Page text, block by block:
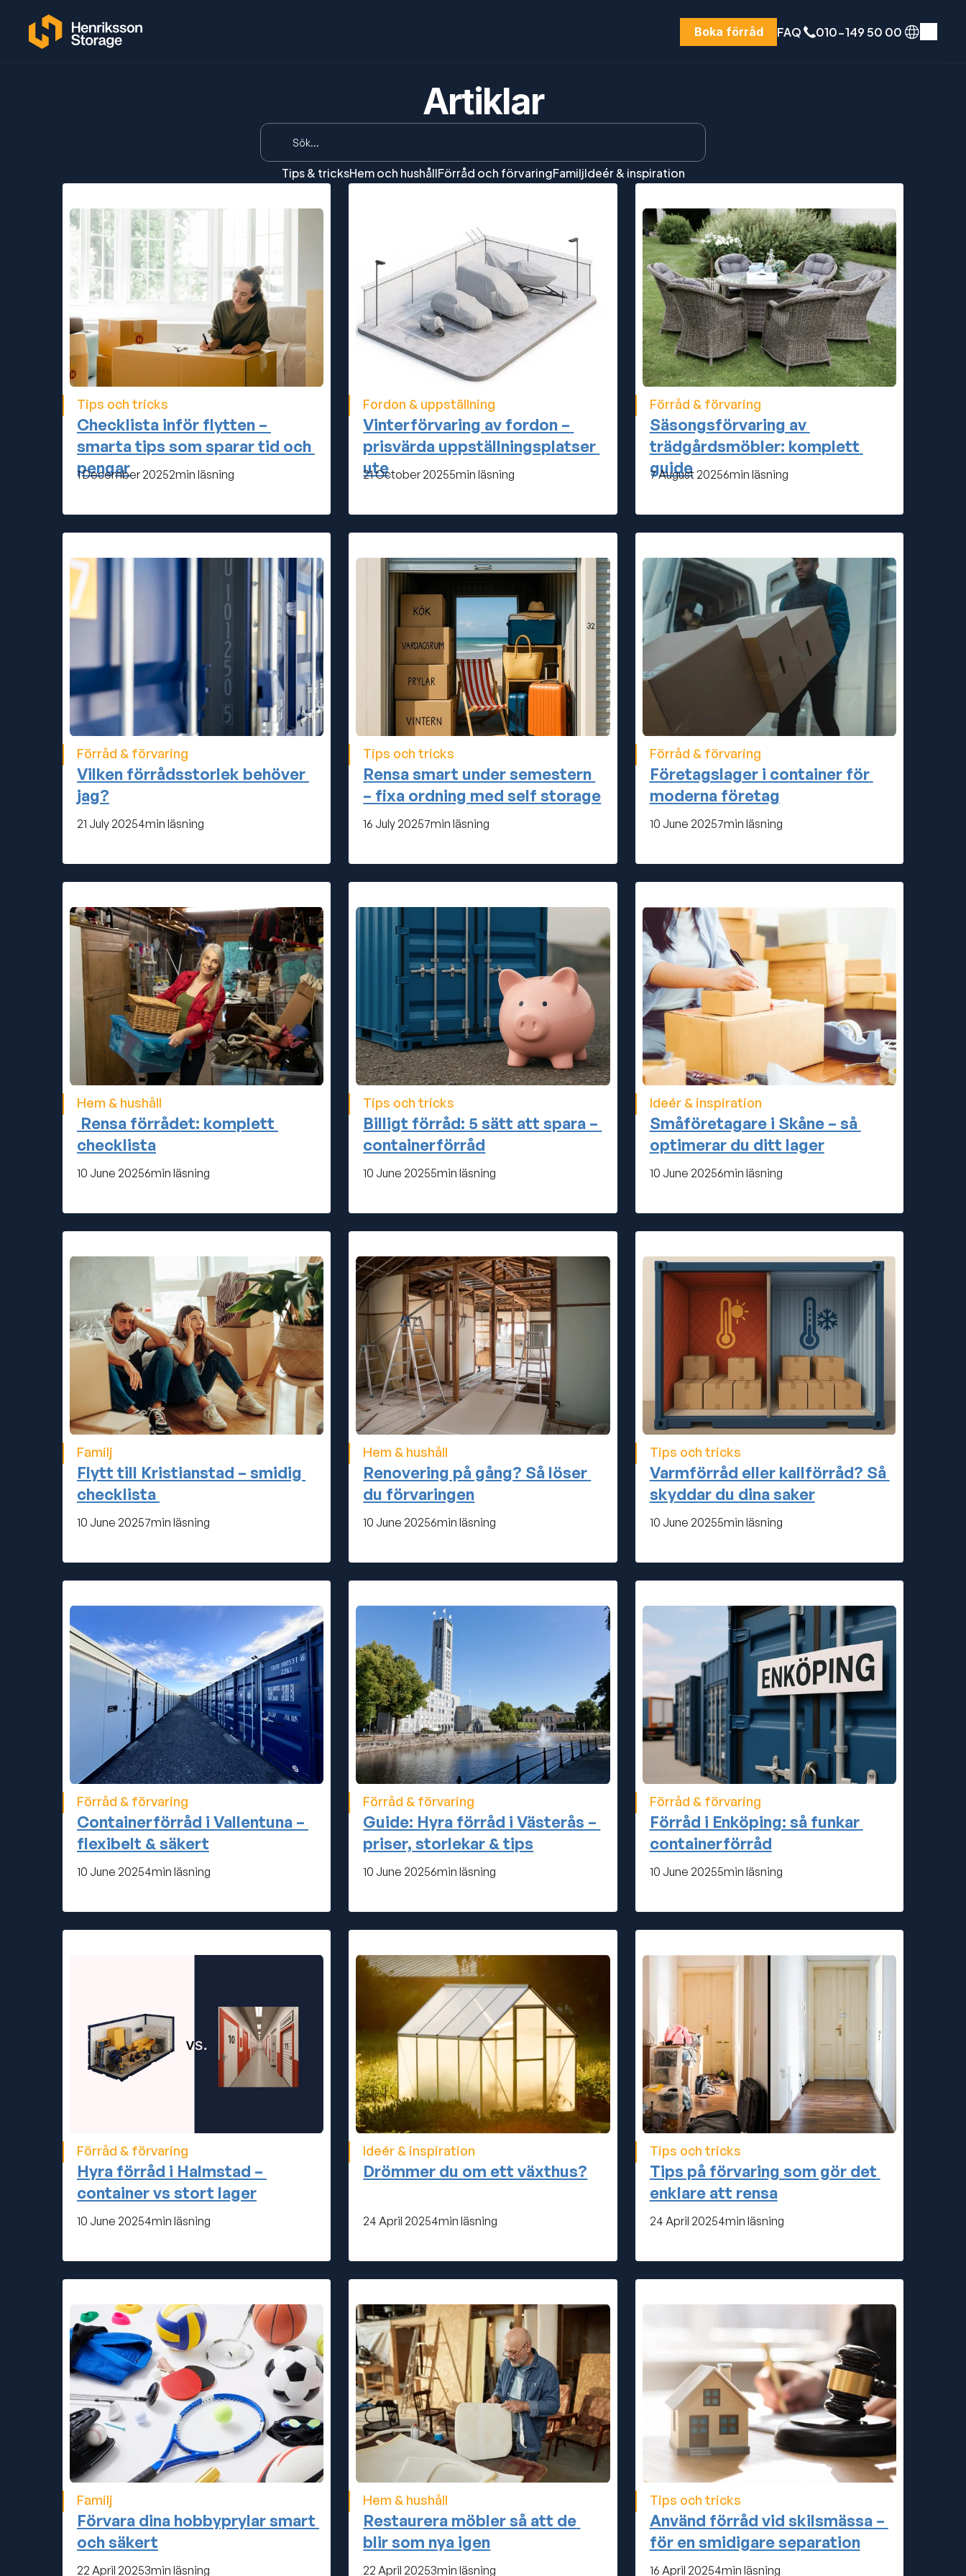
Boka förråd FAQ 010-149 50 00
Artiklar
Sök...
Tips & tricksHem och hushållFörråd och förvaringFamiljIdeér & inspiration
Tips och tricks
Checklista inför flytten –
smarta tips som sparar tid och
pengar
1 December 20252min läsning
Fordon & uppställning
Vinterförvaring av fordon –
prisvärda uppställningsplatser
ute
21 October 20255min läsning
Förråd & förvaring
Säsongsförvaring av
trädgårdsmöbler: komplett
guide
7 August 20256min läsning
Förråd & förvaring
Vilken förrådsstorlek behöver
jag?
21 July 20254min läsning
Tips och tricks
Rensa smart under semestern
– fixa ordning med self storage
16 July 20257min läsning
Förråd & förvaring
Företagslager i container för
moderna företag
10 June 20257min läsning
Hem & hushåll
checklista
10 June 20256min läsning
Tips och tricks
Billigt förråd: 5 sätt att spara –
containerförråd
10 June 20255min läsning
Ideér & inspiration
Småföretagare i Skåne – så
optimerar du ditt lager
10 June 20256min läsning
Familj
Flytt till Kristianstad – smidig
checklista
10 June 20257min läsning
Hem & hushåll
Renovering på gång? Så löser
du förvaringen
10 June 20256min läsning
Tips och tricks
Varmförråd eller kallförråd? Så
skyddar du dina saker
10 June 20255min läsning
Förråd & förvaring
Containerförråd i Vallentuna –
flexibelt & säkert
10 June 20254min läsning
Förråd & förvaring
Guide: Hyra förråd i Västerås –
priser, storlekar & tips
10 June 20256min läsning
Förråd & förvaring
Förråd i Enköping: så funkar
containerförråd
10 June 20255min läsning
Förråd & förvaring
Hyra förråd i Halmstad –
container vs stort lager
10 June 20254min läsning
Ideér & inspiration
Drömmer du om ett växthus?
24 April 20254min läsning
Tips och tricks
Tips på förvaring som gör det
enklare att rensa
24 April 20254min läsning
Familj
Förvara dina hobbyprylar smart
och säkert
22 April 20253min läsning
Hem & hushåll
Restaurera möbler så att de
blir som nya igen
22 April 20253min läsning
Tips och tricks
Använd förråd vid skilsmässa –
för en smidigare separation
16 April 20254min läsning